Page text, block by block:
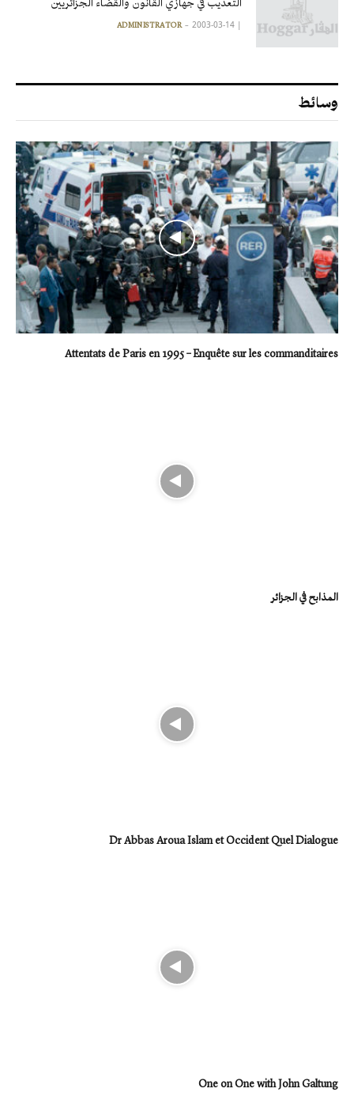
|
ADMINISTRATOR 2003-03-14
وسائط
Attentats de Paris en 1995 – Enquête sur les commanditaires
المذابح في الجزائر
Dr Abbas Aroua Islam et Occident Quel Dialogue
One on One with John Galtung